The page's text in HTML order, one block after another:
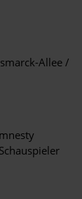
Allee /